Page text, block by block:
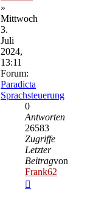
»
Mittwoch
3.
Juli
2024,
13:11
Forum:
Paradicta
Sprachsteuerung
0
Antworten
26583
Zugriffe
Letzter
Beitragvon
Frank62